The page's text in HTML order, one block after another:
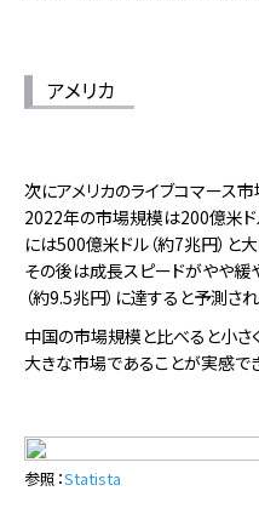
アメリカ
次にアメリカのライブコマース
2022年の市場規模は200億米ド
には500億米ドル（約7兆円）と
その後は成長スピードがやや緩
（約9.5兆円）に達すると予測され
中国の市場規模と比べると小さ
大きな市場であることが実感でき
参照：Statista